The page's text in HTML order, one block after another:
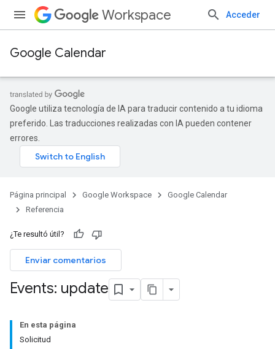
Workspace Acceder
Google Calendar
Google utiliza tecnología de IA para traducir contenido a tu idioma
preferido. Las traducciones realizadas con IA pueden contener
errores.
Página principal Google Workspace
Google Calendar
Referencia
¿Te resultó útil?
Enviar comentarios
Events: update
En esta página
Solicitud